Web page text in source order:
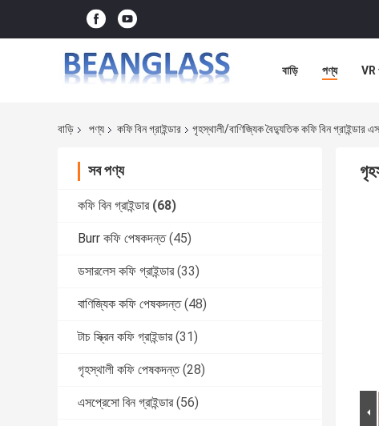
বাড়ি পণ্য VR
বাড়ি পণ্য কফি বিন গ্রাইন্ডার গৃহস্থালী/বাণিজ্যিক বৈদ্যুতিক কফি বিন গ্রাইন্ডার
সব পণ্য
কফি বিন গ্রাইন্ডার (68)
Burr কফি পেষকদন্ত (45)
ডসারলেস কফি গ্রাইন্ডার (33)
বাণিজ্যিক কফি পেষকদন্ত (48)
টাচ স্ক্রিন কফি গ্রাইন্ডার (31)
গৃহস্থালী কফি পেষকদন্ত (28)
এসপ্রেসো বিন গ্রাইন্ডার (56)